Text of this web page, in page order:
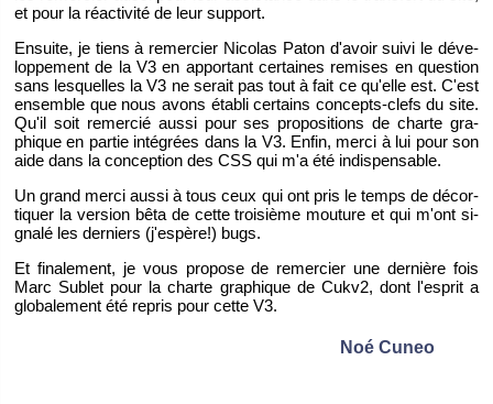
et pour la ré­ac­ti­vité de leur sup­port.
En­suite, je tiens à re­mer­cier Ni­co­las Paton d'avoir suivi le dé­ve­
lop­pe­ment de la V3 en ap­por­tant cer­taines re­mises en ques­tion
sans les­quelles la V3 ne se­rait pas tout à fait ce qu'elle est. C'est
en­semble que nous avons éta­bli cer­tains concepts-clefs du site.
Qu'il soit re­mer­cié aussi pour ses pro­po­si­tions de charte gra­
phique en par­tie in­té­grées dans la V3. Enfin, merci à lui pour son
aide dans la concep­tion des CSS qui m'a été in­dis­pen­sable.
Un grand merci aussi à tous ceux qui ont pris le temps de dé­cor­
ti­quer la ver­sion bêta de cette troi­sième mou­ture et qui m'ont si­
gnalé les der­niers (j'es­père!) bugs.
Et fi­na­le­ment, je vous pro­pose de re­mer­cier une der­nière fois
Marc Su­blet pour la charte gra­phique de Cukv2, dont l'es­prit a
glo­ba­le­ment été re­pris pour cette V3.
Noé Cuneo